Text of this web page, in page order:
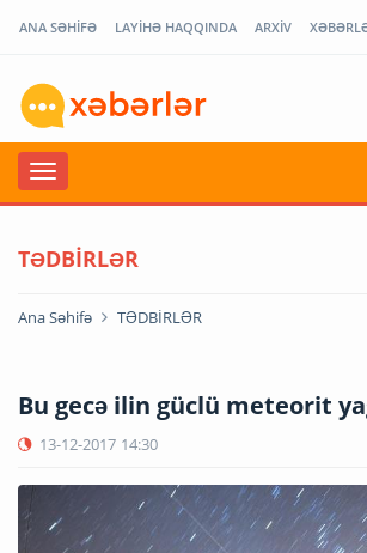
ANA SƏHİFƏ LAYİHƏ HAQQINDA ARXİV
TƏDBİRLƏR
Ana Səhifə TƏDBİRLƏR
Bu gecə ilin güclü meteorit
13-12-2017 14:30